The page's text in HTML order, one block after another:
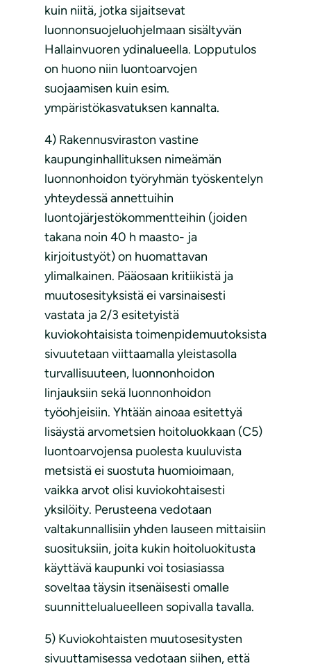
kuin niitä, jotka sijaitsevat
luonnonsuojeluohjelmaan sisältyvän
Hallainvuoren ydinalueella. Lopputulos
on huono niin luontoarvojen
suojaamisen kuin esim.
ympäristökasvatuksen kannalta.
4) Rakennusviraston vastine
kaupunginhallituksen nimeämän
luonnonhoidon työryhmän työskentelyn
yhteydessä annettuihin
luontojärjestökommentteihin (joiden
takana noin 40 h maasto- ja
kirjoitustyöt) on huomattavan
ylimalkainen. Pääosaan kritiikistä ja
muutosesityksistä ei varsinaisesti
vastata ja 2/3 esitetyistä
kuviokohtaisista toimenpidemuutoksista
sivuutetaan viittaamalla yleistasolla
turvallisuuteen, luonnonhoidon
linjauksiin sekä luonnonhoidon
työohjeisiin. Yhtään ainoaa esitettyä
lisäystä arvometsien hoitoluokkaan (C5)
luontoarvojensa puolesta kuuluvista
metsistä ei suostuta huomioimaan,
vaikka arvot olisi kuviokohtaisesti
yksilöity. Perusteena vedotaan
valtakunnallisiin yhden lauseen mittaisiin
suosituksiin, joita kukin hoitoluokitusta
käyttävä kaupunki voi tosiasiassa
soveltaa täysin itsenäisesti omalle
suunnittelualueelleen sopivalla tavalla.
5) Kuviokohtaisten muutosesitysten
sivuuttamisessa vedotaan siihen, että